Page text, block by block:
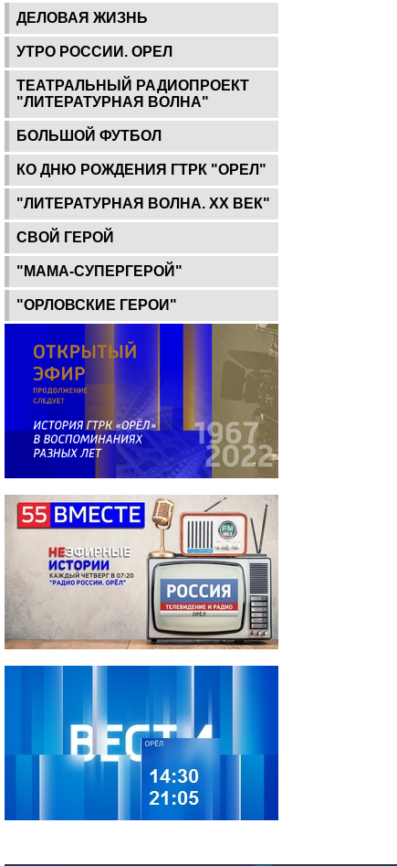
ДЕЛОВАЯ ЖИЗНЬ
УТРО РОССИИ. ОРЕЛ
ТЕАТРАЛЬНЫЙ РАДИОПРОЕКТ
"ЛИТЕРАТУРНАЯ ВОЛНА"
БОЛЬШОЙ ФУТБОЛ
КО ДНЮ РОЖДЕНИЯ ГТРК "ОРЕЛ"
"ЛИТЕРАТУРНАЯ ВОЛНА. ХХ ВЕК"
СВОЙ ГЕРОЙ
"МАМА-СУПЕРГЕРОЙ"
"ОРЛОВСКИЕ ГЕРОИ"